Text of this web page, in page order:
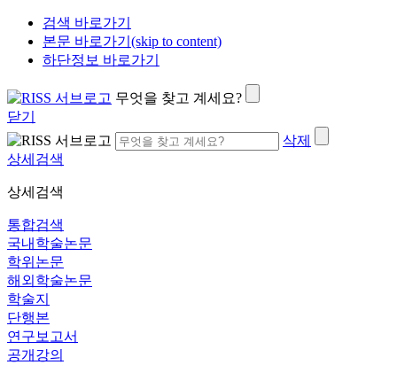
검색 바로가기
본문 바로가기(skip to content)
하단정보 바로가기
무엇을 찾고 계세요?
닫기
삭제
상세검색
상세검색
통합검색
국내학술논문
학위논문
해외학술논문
학술지
단행본
연구보고서
공개강의